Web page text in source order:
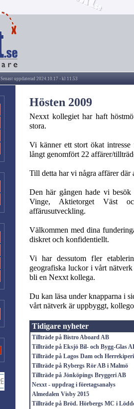
Senast uppdaterad 2024.10.17 - kl 11.53
Hösten 2009
Nexxt kollegiet har haft
stora.
Vi känner ett stort ökat
långt genomfört 22 affärer/
Till detta har vi några affärer
Den här gången hade vi
Vinge, Aktietorget Väst
affärusutveckling.
Välkommen med dina
diskret och konfidentiellt.
Vi har dessutom fler
geografiska luckor i vårt
bli en Nexxt kollega.
Du kan läsa under knapparna i
vårt nätverk är uppbyggt,
Tidigare nyheter
Tillträde på Bistro Aboard AB
Tillträde på Eksjö Bil- och Bygg-Glas
Tillträde på Lagos Dam och
Tillträde på Rybergs Rör AB i Malmö
Tillträde på Jönköpings Bryggeri AB
Nexxt - uppdrag i företagsanalys
Almedalen Visby 2015
Tillträde på Bröd. Hörbergs MC i